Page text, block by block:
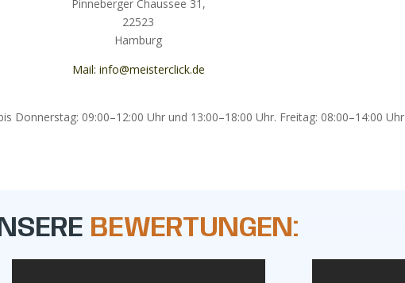
Pinneberger Chaussee 31,
22523
Hamburg
Mail: info@meisterclick.de
Donnerstag: 09:00–12:00 Uhr und 13:00–18:00 Uhr. Freitag: 08:00–14:00 Uhr
BEWERTUNGEN: